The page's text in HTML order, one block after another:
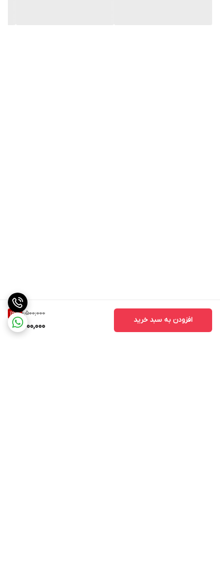
1,500,000
13%
1,300,000
افزودن به سبد خرید